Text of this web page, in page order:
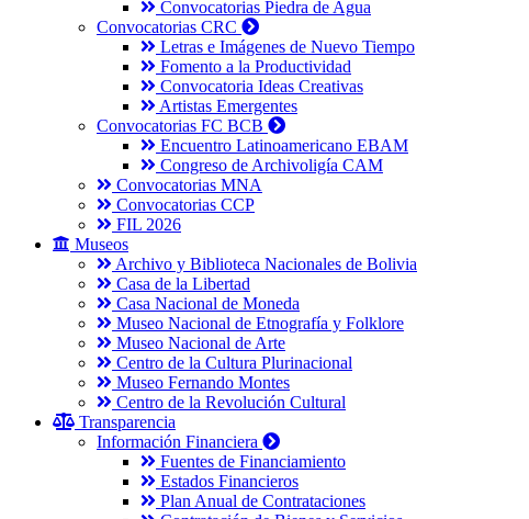
Convocatorias Piedra de Agua
Convocatorias CRC
Letras e Imágenes de Nuevo Tiempo
Fomento a la Productividad
Convocatoria Ideas Creativas
Artistas Emergentes
Convocatorias FC BCB
Encuentro Latinoamericano EBAM
Congreso de Archivoligía CAM
Convocatorias MNA
Convocatorias CCP
FIL 2026
Museos
Archivo y Biblioteca Nacionales de Bolivia
Casa de la Libertad
Casa Nacional de Moneda
Museo Nacional de Etnografía y Folklore
Museo Nacional de Arte
Centro de la Cultura Plurinacional
Museo Fernando Montes
Centro de la Revolución Cultural
Transparencia
Información Financiera
Fuentes de Financiamiento
Estados Financieros
Plan Anual de Contrataciones